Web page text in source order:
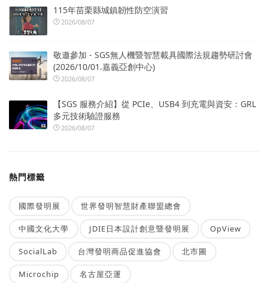
115年苗栗縣城鎮韌性防空演習
2026/08/07
敬邀參加 - SGS無人機暨智慧載具國際法規趨勢研討會
(2026/10/01.嘉義亞創中心)
2026/08/07
【SGS 服務介紹】從 PCIe、USB4 到充電與資安：GRL
多元技術驗證服務
2026/08/07
熱門標籤
國際發明展 世界發明智慧財產聯盟總會
中國文化大學 JDIE日本設計創意暨發明展 OpView
SocialLab 台灣發明商品促進協會 北市圖
Microchip 名古屋亞運